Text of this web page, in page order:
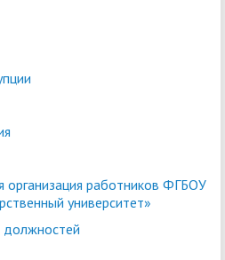
организация работников ФГБОУ
университет»
должностей